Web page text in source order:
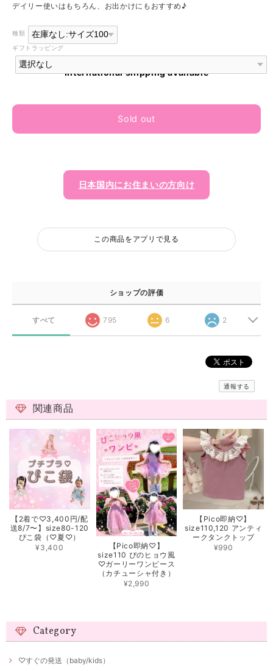
デイリー使いはもちろん、お出かけにもおすすめ♪
種類
ギフトラッピング
International shipping available
Sold out
日本国内にお住まいの方向け
この商品をアプリで見る
ショップの評価
すべて 795 6 2
通報する
関連商品
【2着で♡3,400円/配
送8/7〜】size80-120
ぴこ袋（♡夏♡）
¥3,400
【Pico即納♡】
size110 ぴのヒョウ風
♡ガーリーワンピース
（カチューシャ付き）
¥2,990
【Pico即納♡】
size110,120 アンティ
ークタンクトップ
¥990
Category
♡すぐの発送（baby/kids）